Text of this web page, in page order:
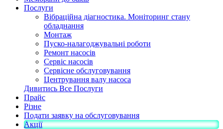
Послуги
Вібраційна діагностика. Моніторинг стану
обладнання
Монтаж
Пуско-налагоджувальні роботи
Ремонт насосів
Сервіс насосів
Сервісне обслуговування
Центрування валу насоса
Дивитись Все Послуги
Прайс
Різне
Подати заявку на обслуговування
Акції